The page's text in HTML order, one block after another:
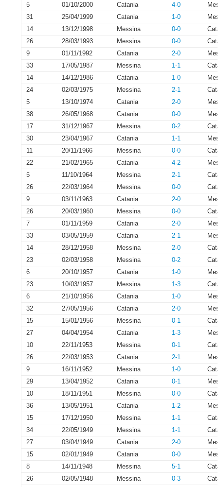
5
01/10/2000 Catania 4-0
31
25/04/1999 Catania 1-0
14
13/12/1998 Messina 0-0
26
28/03/1993 Messina 0-0
9
01/11/1992 Catania 2-0
33
17/05/1987 Messina 1-1
14
14/12/1986 Catania 1-0
24
02/03/1975 Messina 2-1
5
13/10/1974 Catania 2-0
38
26/05/1968 Catania 0-0
17
31/12/1967 Messina 0-2
30
23/04/1967 Catania 1-1
11
20/11/1966 Messina 0-0
22
21/02/1965 Catania 4-2
5
11/10/1964 Messina 2-1
26
22/03/1964 Messina 0-0
9
03/11/1963 Catania 2-0
26
20/03/1960 Messina 0-0
7
01/11/1959 Catania 2-0
33
03/05/1959 Catania 2-1
14
28/12/1958 Messina 2-0
23
02/03/1958 Messina 0-2
6
20/10/1957 Catania 1-0
23
10/03/1957 Messina 1-3
6
21/10/1956 Catania 1-0
32
27/05/1956 Catania 2-0
15
15/01/1956 Messina 0-1
27
04/04/1954 Catania 1-3
10
22/11/1953 Messina 0-1
26
22/03/1953 Catania 2-1
9
16/11/1952 Messina 1-0
29
13/04/1952 Catania 0-1
10
18/11/1951 Messina 0-0
36
13/05/1951 Catania 1-2
15
17/12/1950 Messina 1-1
34
22/05/1949 Messina 1-1
27
03/04/1949 Catania 2-0
15
02/01/1949 Catania 0-0
8
14/11/1948 Messina 5-1
26
02/05/1948 Messina 0-3